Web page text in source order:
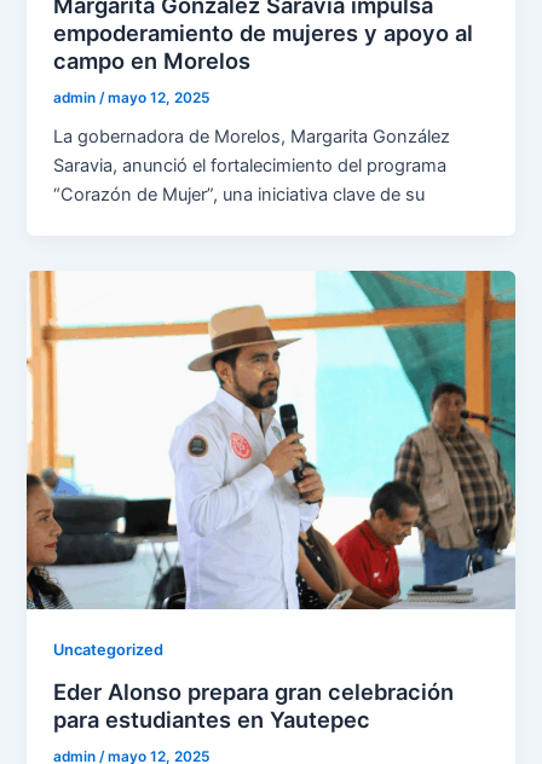
empoderamiento de mujeres y apoyo al
campo en Morelos
admin /mayo 12, 2025
La gobernadora de Morelos, Margarita González
Saravia, anunció el fortalecimiento del programa
“Corazón de Mujer”, una iniciativa clave de su
Uncategorized
Eder Alonso prepara gran celebración
para estudiantes en Yautepec
admin/mayo 12, 2025